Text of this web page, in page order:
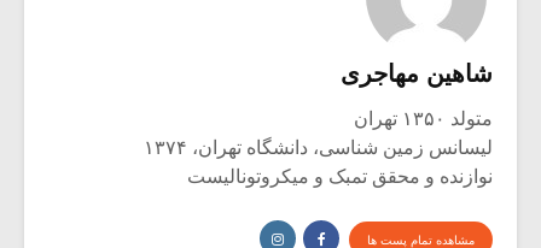
شاهین مهاجری
متولد ۱۳۵۰ تهران
لیسانس زمین شناسی، دانشگاه تهران، ۱۳۷۴
نوازنده و محقق تمبک و میکروتونالیست
مشاهده تمام پست ها